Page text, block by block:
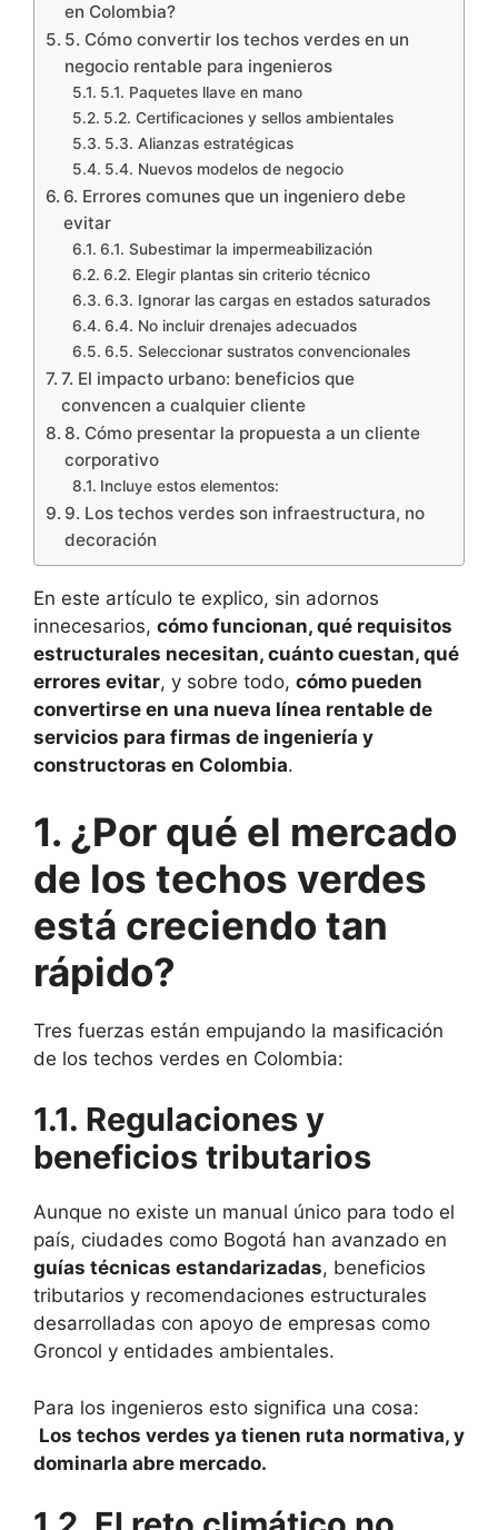
en Colombia?
5. Cómo convertir los techos verdes en un
negocio rentable para ingenieros
5.1. Paquetes llave en mano
5.2. Certificaciones y sellos ambientales
5.3. Alianzas estratégicas
5.4. Nuevos modelos de negocio
6. Errores comunes que un ingeniero debe
evitar
6.1. Subestimar la impermeabilización
6.2. Elegir plantas sin criterio técnico
6.3. Ignorar las cargas en estados saturados
6.4. No incluir drenajes adecuados
6.5. Seleccionar sustratos convencionales
7. El impacto urbano: beneficios que
convencen a cualquier cliente
8. Cómo presentar la propuesta a un cliente
corporativo
Incluye estos elementos:
9. Los techos verdes son infraestructura, no
decoración
En este artículo te explico, sin adornos
innecesarios, cómo funcionan, qué requisitos
estructurales necesitan, cuánto cuestan, qué
errores evitar, y sobre todo, cómo pueden
convertirse en una nueva línea rentable de
servicios para firmas de ingeniería y
constructoras en Colombia.
1. ¿Por qué el mercado
de los techos verdes
está creciendo tan
rápido?
Tres fuerzas están empujando la masificación
de los techos verdes en Colombia:
1.1. Regulaciones y
beneficios tributarios
Aunque no existe un manual único para todo el
país, ciudades como Bogotá han avanzado en
guías técnicas estandarizadas, beneficios
tributarios y recomendaciones estructurales
desarrolladas con apoyo de empresas como
Groncol y entidades ambientales.
Para los ingenieros esto significa una cosa:
Los techos verdes ya tienen ruta normativa, y
dominarla abre mercado.